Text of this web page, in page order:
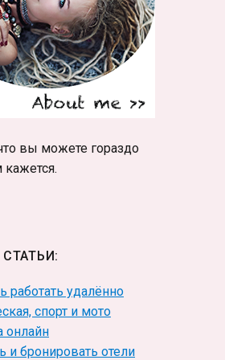
вы можете гораздо
работать удалённо
спорт и мото
онлайн
и бронировать отели